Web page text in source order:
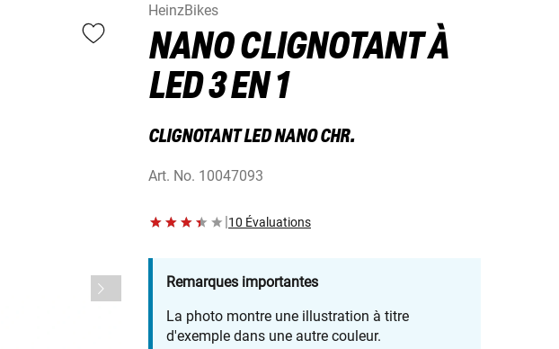
HeinzBikes
NANO CLIGNOTANT À
LED 3 EN 1
CLIGNOTANT LED NANO CHR.
Art. No. 10047093
|10 Évaluations
Remarques importantes
La photo montre une illustration à titre
d'exemple dans une autre couleur.